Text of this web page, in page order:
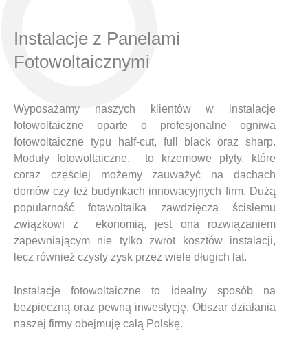
Instalacje z Panelami
Fotowoltaicznymi
Wyposażamy naszych klientów w instalacje
fotowoltaiczne oparte o profesjonalne ogniwa
fotowoltaiczne typu half-cut, full black oraz sharp.
Moduły fotowoltaiczne, to krzemowe płyty, które
coraz częściej możemy zauważyć na dachach
domów czy też budynkach innowacyjnych firm. Dużą
popularność fotawoltaika zawdzięcza ścisłemu
związkowi z ekonomią, jest ona rozwiązaniem
zapewniającym nie tylko zwrot kosztów instalacji,
lecz również czysty zysk przez wiele długich lat.
Instalacje fotowoltaiczne to idealny sposób na
bezpieczną oraz pewną inwestycję. Obszar działania
naszej firmy obejmuję całą Polskę.